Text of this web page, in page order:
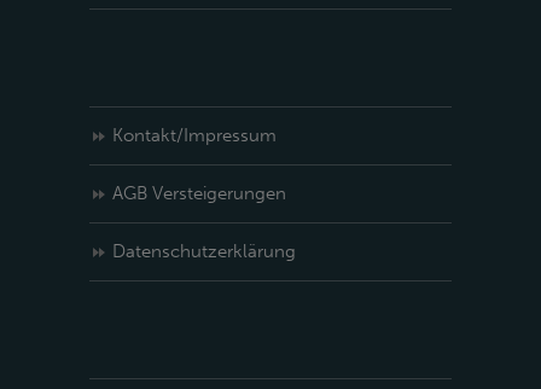
Kontakt/Impressum
AGB Versteigerungen
Datenschutzerklärung